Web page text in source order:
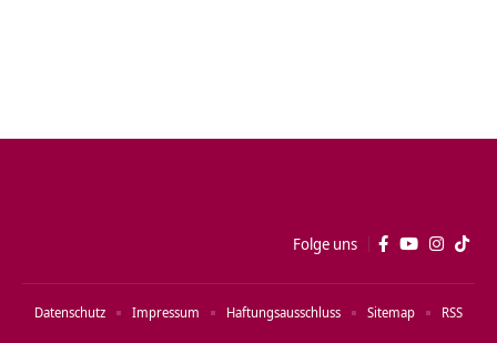
Folge uns
Datenschutz Impressum Haftungsausschluss Sitemap RSS